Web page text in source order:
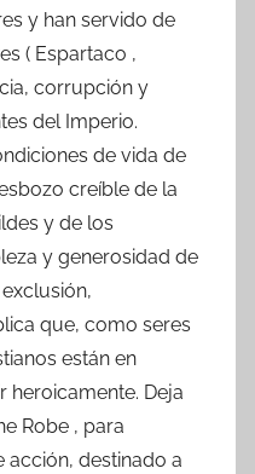
y han servido de
( Espartaco ,
corrupción y
del Imperio.
de vida de
creíble de la
y de los
y generosidad de
que, como seres
están en
heroicamente. Deja
Robe , para
acción, destinado a